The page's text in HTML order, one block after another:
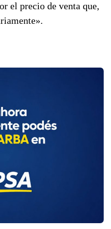
el precio de venta que,